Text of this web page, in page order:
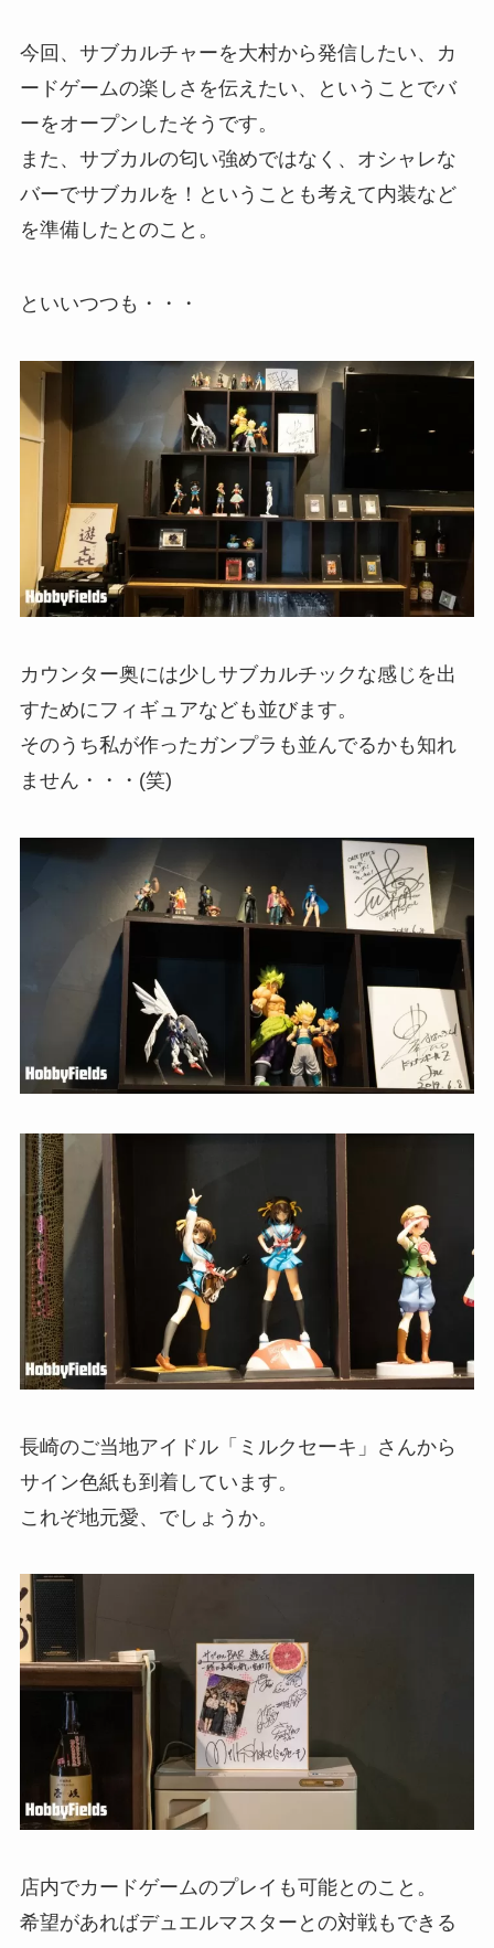
今回、サブカルチャーを大村から発信したい、カ
ードゲームの楽しさを伝えたい、ということでバ
ーをオープンしたそうです。
また、サブカルの匂い強めではなく、オシャレな
バーでサブカルを！ということも考えて内装など
を準備したとのこと。
といいつつも・・・
カウンター奥には少しサブカルチックな感じを出
すためにフィギュアなども並びます。
そのうち私が作ったガンプラも並んでるかも知れ
ません・・・(笑)
長崎のご当地アイドル「ミルクセーキ」さんから
サイン色紙も到着しています。
これぞ地元愛、でしょうか。
店内でカードゲームのプレイも可能とのこと。
希望があればデュエルマスターとの対戦もできる